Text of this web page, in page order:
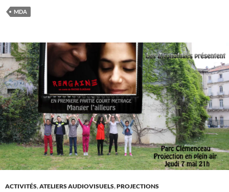
MDA
ACTIVITÉS,ATELIERS AUDIOVISUELS,PROJECTIONS